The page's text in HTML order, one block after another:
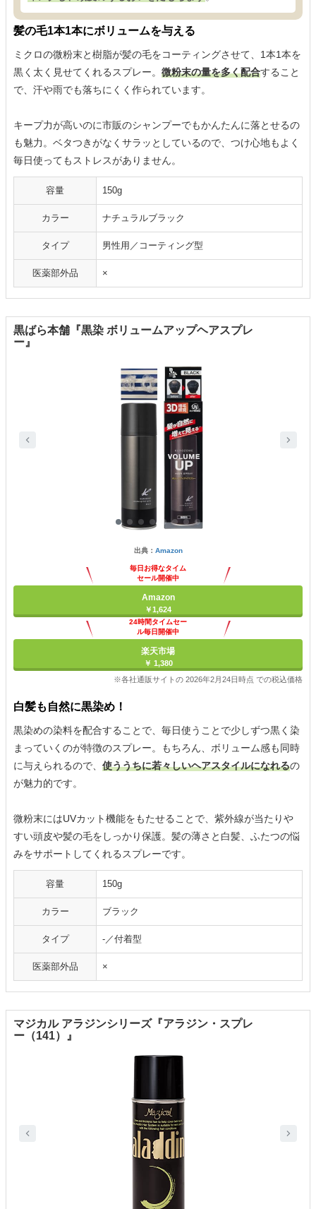
髪の毛1本1本にボリュームを与える
ミクロの微粉末と樹脂が髪の毛をコーティングさせて、1本1本を
黒く太く見せてくれるスプレー。 微粉末の量を多く配合すること
で、汗や雨でも落ちにくく作られています。
キープ力が高いのに市販のシャンプーでもかんたんに落とせるの
も魅力。ベタつきがなくサラッとしているので、つけ心地もよく
毎日使ってもストレスがありません。
容量 150g
カラー ナチュラルブラック
タイプ 男性用／コーティング型
医薬部外品 ×
黒ばら本舗『黒染 ボリュームアップヘアスプレ
ー』
出典： Amazon
毎日お得なタイム
セール開催中
Amazon
￥1,624
24時間タイムセー
ル毎日開催中
楽天市場
￥ 1,380
※各社通販サイトの 2026年2月24日時点 での税込価格
白髪も自然に黒染め！
黒染めの染料を配合することで、毎日使うことで少しずつ黒く染
まっていくのが特徴のスプレー。もちろん、ボリューム感も同時
に与えられるので、 使ううちに若々しいヘアスタイルになれるの
が魅力的です。
微粉末にはUVカット機能をもたせることで、紫外線が当たりや
すい頭皮や髪の毛をしっかり保護。髪の薄さと白髪、ふたつの悩
みをサポートしてくれるスプレーです。
容量 150g
カラー ブラック
タイプ -／付着型
医薬部外品 ×
マジカル アラジンシリーズ『アラジン・スプレ
ー（141）』